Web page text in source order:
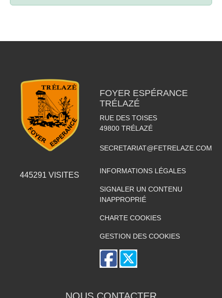
445291 VISITES
FOYER ESPÉRANCE
TRÉLAZÉ
RUE DES TOISES
49800 TRÉLAZÉ
SECRETARIAT@FETRELAZE.COM
INFORMATIONS LÉGALES
SIGNALER UN CONTENU
INAPPROPRIÉ
CHARTE COOKIES
GESTION DES COOKIES